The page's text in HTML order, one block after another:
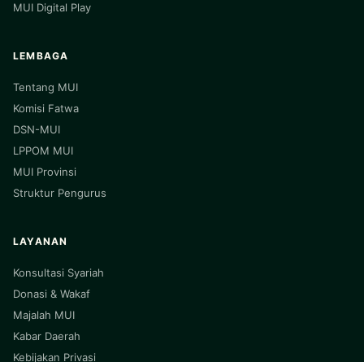
MUI Digital Play
LEMBAGA
Tentang MUI
Komisi Fatwa
DSN-MUI
LPPOM MUI
MUI Provinsi
Struktur Pengurus
LAYANAN
Konsultasi Syariah
Donasi & Wakaf
Majalah MUI
Kabar Daerah
Kebijakan Privasi